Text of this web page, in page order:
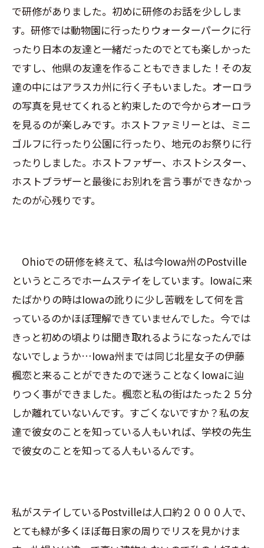
で研修がありました。初めに研修のお話を少ししま
す。研修では動物園に行ったりウォーターパークに行
ったり日本の友達と一緒だったのでとても楽しかった
ですし、他県の友達を作ることもできました！その友
達の中にはアラスカ州に行く子もいました。オーロラ
の写真を見せてくれると約束したので今からオーロラ
を見るのが楽しみです。ホストファミリーとは、ミニ
ゴルフに行ったり公園に行ったり、地元のお祭りに行
ったりしました。ホストファザー、ホストシスター、
ホストブラザーと最後にお別れを言う事ができなかっ
たのが心残りです。
Ohioでの研修を終えて、私は今Iowa州のPostville
というところでホームステイをしています。Iowaに来
たばかりの時はIowaの訛りに少し苦戦をして何を言
っているのかほぼ理解できていませんでした。今では
きっと初めの頃よりは聞き取れるようになったんでは
ないでしょうか…Iowa州までは同じ北星女子の伊藤
楓恋と来ることができたので迷うことなくIowaに辿
りつく事ができました。楓恋と私の街はたった２５分
しか離れていないんです。すごくないですか？私の友
達で彼女のことを知っている人もいれば、学校の先生
で彼女のことを知ってる人もいるんです。
私がステイしているPostvilleは人口約２０００人で、
とても緑が多くほぼ毎日家の周りでリスを見かけま